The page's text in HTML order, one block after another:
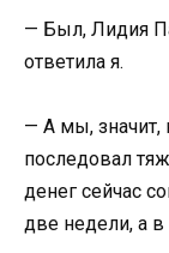
— Был, Лидия
ответила я.
— А мы, значит,
последовал
денег сейчас
две недели, а в